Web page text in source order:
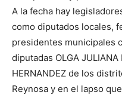
A la fecha hay
como diputados locales,
presidentes municipales
diputadas OLGA JULIANA
HERNANDEZ de los
Reynosa y en el lapso